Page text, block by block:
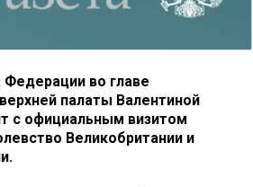
во главе
палаты Валентиной
с официальным визитом
Великобритании и